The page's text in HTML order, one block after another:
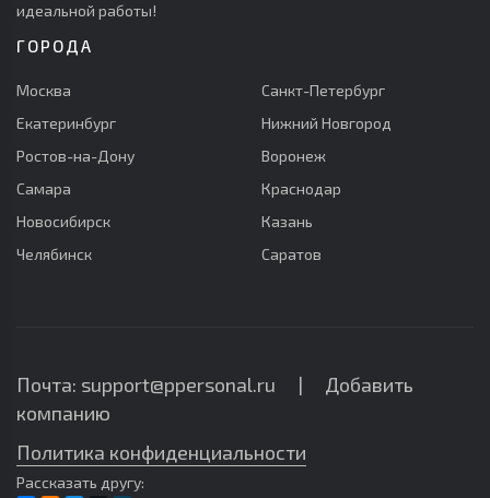
идеальной работы!
ГОРОДА
Москва
Санкт-Петербург
Екатеринбург
Нижний Новгород
Ростов-на-Дону
Воронеж
Самара
Краснодар
Новосибирск
Казань
Челябинск
Саратов
Почта: support@ppersonal.ru | Добавить
компанию
Политика конфиденциальности
Рассказать другу: